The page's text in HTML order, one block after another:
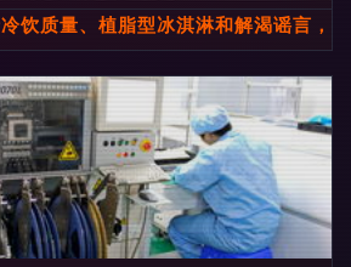
饮质量、植脂型冰淇淋和解渴谣言，